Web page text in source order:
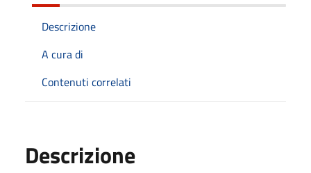
Descrizione
A cura di
Contenuti correlati
Descrizione